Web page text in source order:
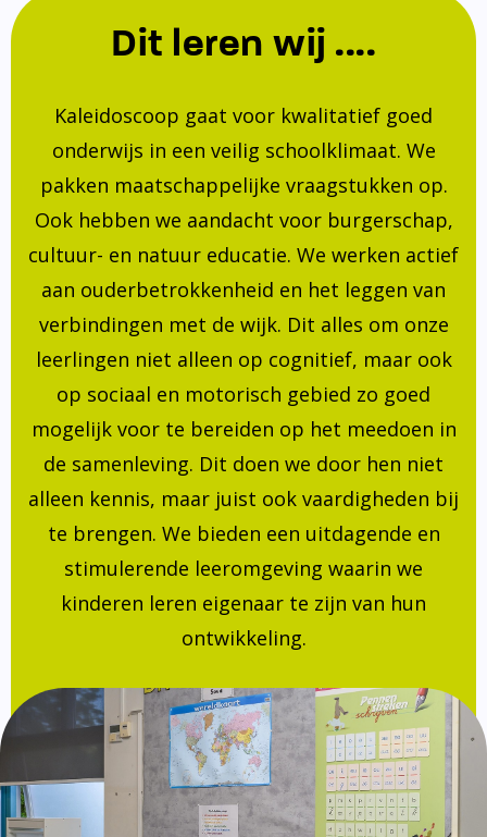
Dit leren wij ....
Kaleidoscoop gaat voor kwalitatief goed
onderwijs in een veilig schoolklimaat. We
pakken maatschappelijke vraagstukken op.
Ook hebben we aandacht voor burgerschap,
cultuur- en natuur educatie. We werken actief
aan ouderbetrokkenheid en het leggen van
verbindingen met de wijk. Dit alles om onze
leerlingen niet alleen op cognitief, maar ook
op sociaal en motorisch gebied zo goed
mogelijk voor te bereiden op het meedoen in
de samenleving. Dit doen we door hen niet
alleen kennis, maar juist ook vaardigheden bij
te brengen. We bieden een uitdagende en
stimulerende leeromgeving waarin we
kinderen leren eigenaar te zijn van hun
ontwikkeling.